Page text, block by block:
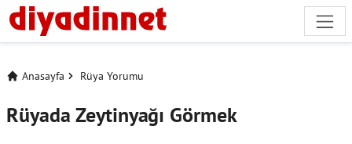
Anasayfa Rüya Yorumu
Rüyada Zeytinyağı Görmek